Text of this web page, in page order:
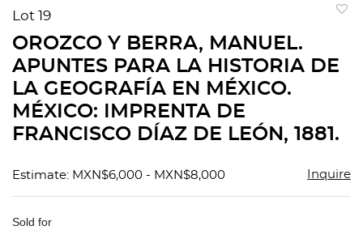
Lot 19
OROZCO Y BERRA, MANUEL.
APUNTES PARA LA HISTORIA DE
LA GEOGRAFÍA EN MÉXICO.
MÉXICO: IMPRENTA DE
FRANCISCO DÍAZ DE LEÓN, 1881.
Estimate: MXN$6,000 - MXN$8,000 Inquire
Sold for